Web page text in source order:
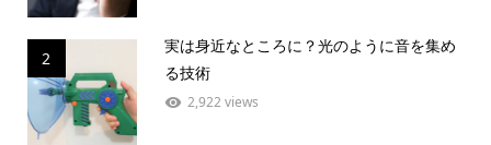
2
実は身近なところに？光のように音を集め
る技術
2,922 views